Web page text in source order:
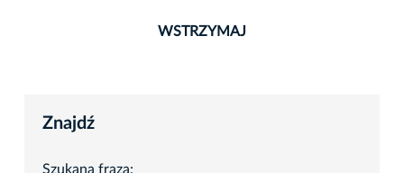
WSTRZYMAJ
Znajdź
Szukana fraza: